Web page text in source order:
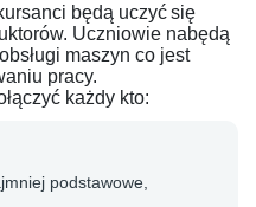
będą uczyć się
Uczniowie nabędą
maszyn co jest
pracy.
każdy kto:
podstawowe,